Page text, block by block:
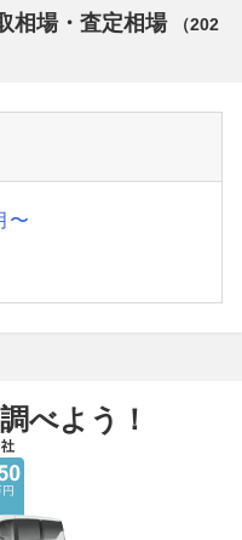
相場・査定相場 （202
〜
べよう！